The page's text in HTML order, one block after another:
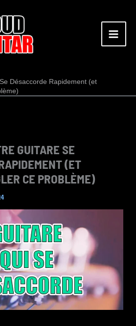
Désaccorde Rapidement (et
GUITARE SE
(ET
CE PROBLÈME)